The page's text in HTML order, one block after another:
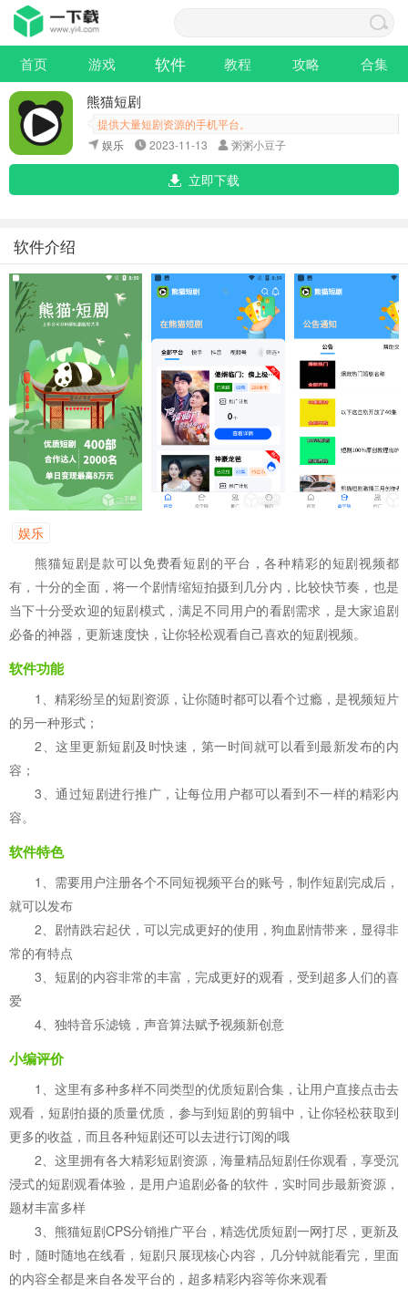
首页 游戏 软件 教程 攻略 合集
熊猫短剧
提供大量短剧资源的手机平台。
娱乐
2023-11-13 粥粥小豆子
立即下载
软件介绍
娱乐
熊猫短剧是款可以免费看短剧的平台，各种精彩的短剧视频都
有，十分的全面，将一个剧情缩短拍摄到几分内，比较快节奏，也是
当下十分受欢迎的短剧模式，满足不同用户的看剧需求，是大家追剧
必备的神器，更新速度快，让你轻松观看自己喜欢的短剧视频。
软件功能
1、精彩纷呈的短剧资源，让你随时都可以看个过瘾，是视频短片
的另一种形式；
2、这里更新短剧及时快速，第一时间就可以看到最新发布的内
容；
3、通过短剧进行推广，让每位用户都可以看到不一样的精彩内
容。
软件特色
1、需要用户注册各个不同短视频平台的账号，制作短剧完成后，
就可以发布
2、剧情跌宕起伏，可以完成更好的使用，狗血剧情带来，显得非
常的有特点
3、短剧的内容非常的丰富，完成更好的观看，受到超多人们的喜
爱
4、独特音乐滤镜，声音算法赋予视频新创意
小编评价
1、这里有多种多样不同类型的优质短剧合集，让用户直接点击去
观看，短剧拍摄的质量优质，参与到短剧的剪辑中，让你轻松获取到
更多的收益，而且各种短剧还可以去进行订阅的哦
2、这里拥有各大精彩短剧资源，海量精品短剧任你观看，享受沉
浸式的短剧观看体验，是用户追剧必备的软件，实时同步最新资源，
题材丰富多样
3、熊猫短剧CPS分销推广平台，精选优质短剧一网打尽，更新及
时，随时随地在线看，短剧只展现核心内容，几分钟就能看完，里面
的内容全都是来自各发平台的，超多精彩内容等你来观看